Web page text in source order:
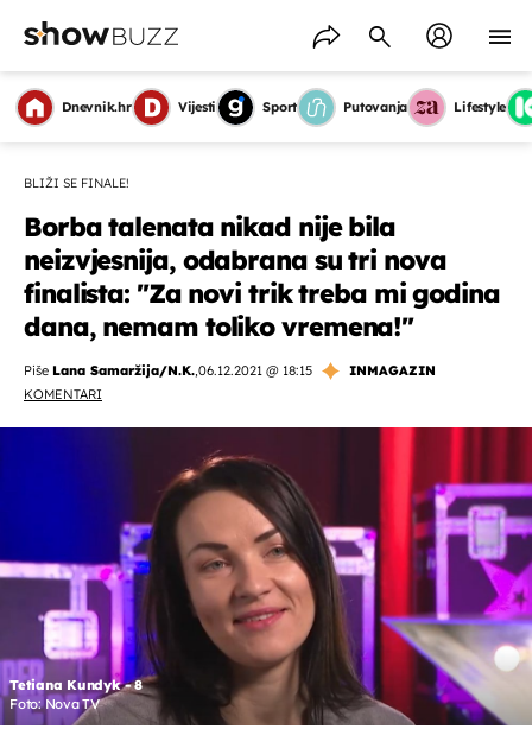
Dnevnik.hr Vijesti Sport Putovanja Lifestyle
BLIŽI SE FINALE!
Borba talenata nikad nije bila
neizvjesnija, odabrana su tri nova
finalista: ''Za novi trik treba mi godina
dana, nemam toliko vremena!''
Piše Lana Samaržija/N.K.,06.12.2021 @ 18:15
INMAGAZIN
KOMENTARI
Tetiana Kundyk - 8
Foto: Nova TV
OMOGUĆI OBAVIJESTI